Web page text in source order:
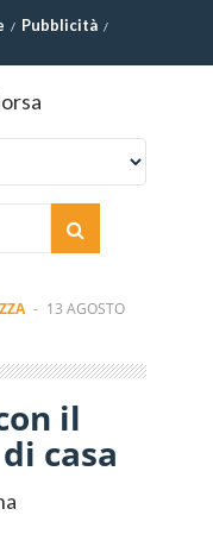
Pubblicità
- 13 AGOSTO
il
casa